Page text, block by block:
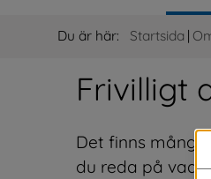
Du är här: Startsida |
Frivilligt
Det finns
du reda på vad